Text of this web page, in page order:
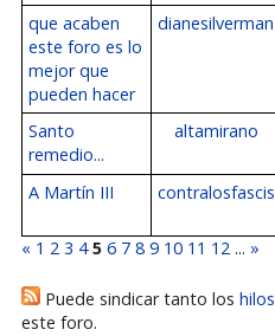
que acaben
este foro es lo
mejor que
pueden hacer
dianesilverman
Santo
remedio...
altamirano
A Martín III contralosfascis
« 1 2 3 4 5 6 7 8 9 10 11 12... »
Puede sindicar tanto los hilos
este foro.